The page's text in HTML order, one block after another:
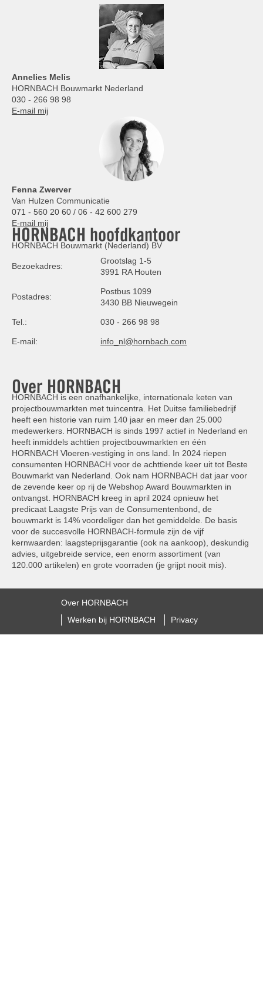
Annelies Melis
HORNBACH Bouwmarkt Nederland
030 - 266 98 98
E-mail mij
Fenna Zwerver
Van Hulzen Communicatie
071 - 560 20 60 / 06 - 42 600 279
E-mail mij
HORNBACH hoofdkantoor
HORNBACH Bouwmarkt (Nederland) BV
Bezoekadres:
Grootslag 1-5
3991 RA Houten
Postadres:
Postbus 1099
3430 BB Nieuwegein
Tel.: 030 - 266 98 98
E-mail: info_nl@hornbach.com
Over HORNBACH
HORNBACH is een onafhankelijke, internationale keten van
projectbouwmarkten met tuincentra. Het Duitse familiebedrijf
heeft een historie van ruim 140 jaar en meer dan 25.000
medewerkers. HORNBACH is sinds 1997 actief in Nederland en
heeft inmiddels achttien projectbouwmarkten en één
HORNBACH Vloeren-vestiging in ons land. In 2024 riepen
consumenten HORNBACH voor de achttiende keer uit tot Beste
Bouwmarkt van Nederland. Ook nam HORNBACH dat jaar voor
de zevende keer op rij de Webshop Award Bouwmarkten in
ontvangst. HORNBACH kreeg in april 2024 opnieuw het
predicaat Laagste Prijs van de Consumentenbond, de
bouwmarkt is 14% voordeliger dan het gemiddelde. De basis
voor de succesvolle HORNBACH-formule zijn de vijf
kernwaarden: laagsteprijsgarantie (ook na aankoop), deskundig
advies, uitgebreide service, een enorm assortiment (van
120.000 artikelen) en grote voorraden (je grijpt nooit mis).
Over HORNBACH
Werken bij HORNBACH
Privacy